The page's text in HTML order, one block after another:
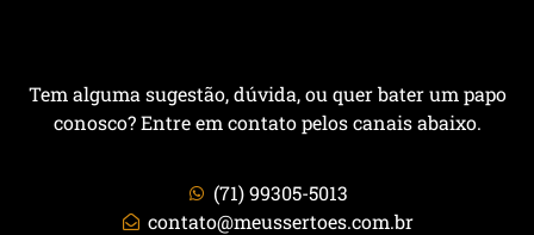
Tem alguma sugestão, dúvida, ou quer bater um papo
conosco? Entre em contato pelos canais abaixo.
(71) 99305-5013
contato@meussertoes.com.br